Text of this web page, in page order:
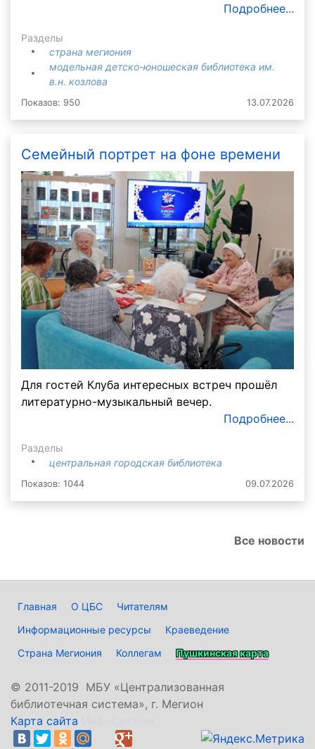
Подробнее...
Разделы
страна мегиония
модельная детско-юношеская библиотека им.
в.н. козлова
Показов: 950 13.07.2026
Семейный портрет на фоне времени
Для гостей Клуба интересных встреч прошёл
литературно-музыкальный вечер.
Подробнее...
Разделы
центральная городская библиотека
Показов: 1044 09.07.2026
Все новости
Главная О ЦБС
Читателям
Информационные ресурсы
Краеведение
Страна Мегиония
Коллегам Пушкинская карта
© 2011-2019 МБУ «Централизованная
библиотечная система», г. Мегион
Карта сайта